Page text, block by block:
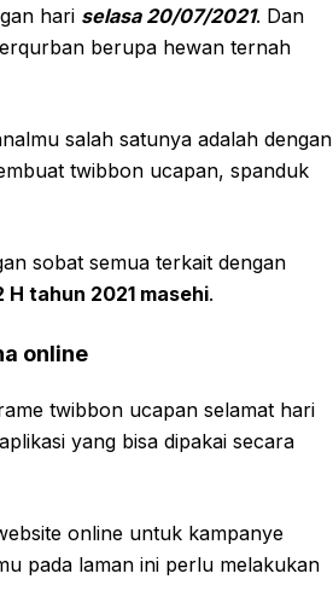
hari selasa 20/07/2021. Dan
berupa hewan ternah
salah satunya adalah dengan
twibbon ucapan, spanduk
sobat semua terkait dengan
tahun 2021 masehi.
online
twibbon ucapan selamat hari
yang bisa dipakai secara
online untuk kampanye
pada laman ini perlu melakukan